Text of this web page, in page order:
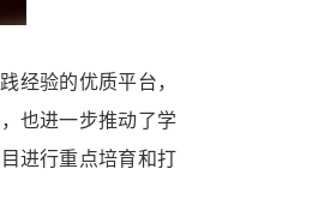
经验的优质平台，
也进一步推动了学
进行重点培育和打